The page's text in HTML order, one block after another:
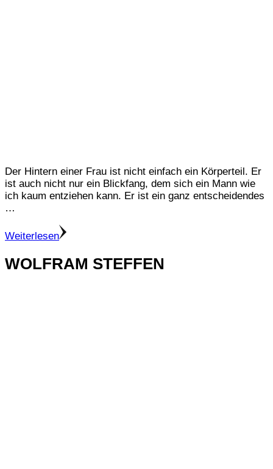
Der Hintern einer Frau ist nicht einfach ein Körperteil. Er
ist auch nicht nur ein Blickfang, dem sich ein Mann wie
ich kaum entziehen kann. Er ist ein ganz entscheidendes
…
Weiterlesen
WOLFRAM STEFFEN